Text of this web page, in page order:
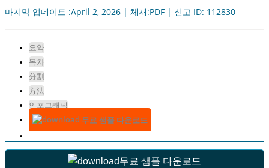
마지막 업데이트 :April 2, 2026 | 체재:PDF | 신고 ID: 112830
요약
목차
分割
方法
인포그래픽
무료 샘플 다운로드
무료 샘플 다운로드